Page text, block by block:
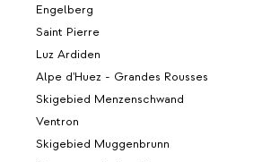
Engelberg
Saint Pierre
Luz Ardiden
Alpe d'Huez - Grandes Rousses
Skigebied Menzenschwand
Ventron
Skigebied Muggenbrunn